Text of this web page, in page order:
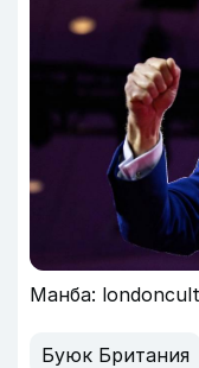
Манба:
Буюк Британия